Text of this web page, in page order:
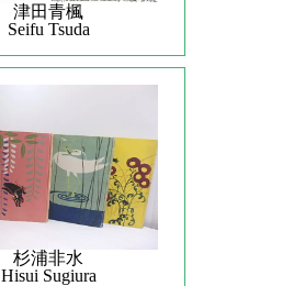
津田青楓
Seifu Tsuda
杉浦非水
Hisui Sugiura